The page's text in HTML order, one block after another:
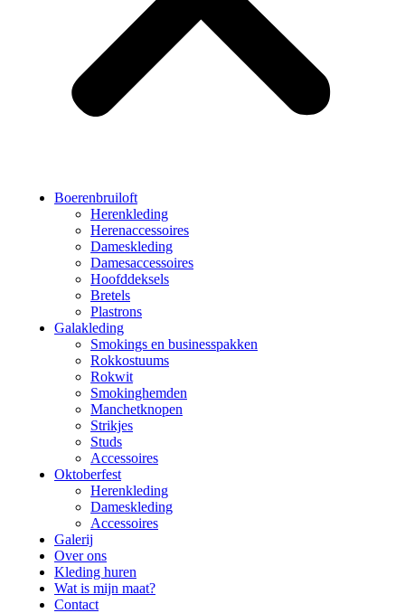
Boerenbruiloft
Herenkleding
Herenaccessoires
Dameskleding
Damesaccessoires
Hoofddeksels
Bretels
Plastrons
Galakleding
Smokings en businesspakken
Rokkostuums
Rokwit
Smokinghemden
Manchetknopen
Strikjes
Studs
Accessoires
Oktoberfest
Herenkleding
Dameskleding
Accessoires
Galerij
Over ons
Kleding huren
Wat is mijn maat?
Contact